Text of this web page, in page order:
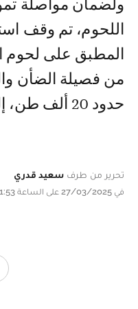
ولضمان مواصلة
اللحوم، تم وقف
المطبق على لحوم
من فصيلة الضأن
حدود 20 ألف طن، إلى غاية 31 دجنبر 2024.
تحرير من طرف سعيد قدري
في 27/03/2025 على الساعة 21:53